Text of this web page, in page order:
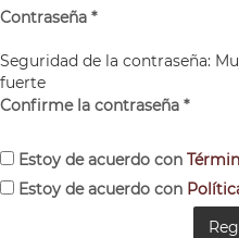
Contraseña *
Seguridad de la contraseña:
fuerte
Confirme la contraseña *
Estoy de acuerdo con
Estoy de acuerdo con